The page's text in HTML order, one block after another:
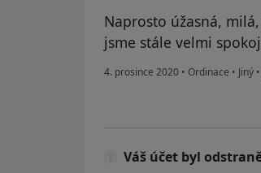
Naprosto úžasná,
jsme stále velmi
4. prosince 2020 • Ordinace • Jiný •
Váš účet byl